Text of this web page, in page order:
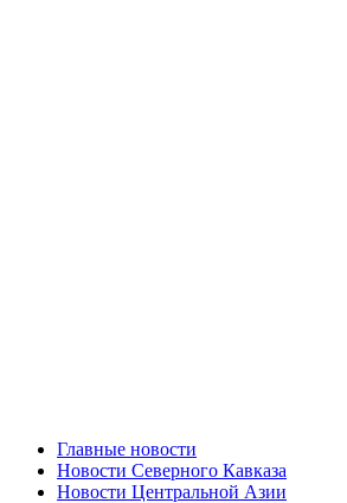
Главные новости
Новости Северного Кавказа
Новости Центральной Азии